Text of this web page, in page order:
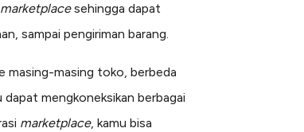
marketplacesehingga dapat
sampai pengiriman barang.
masing-masing toko, berbeda
dapat mengkoneksikan berbagai
marketplace, kamu bisa